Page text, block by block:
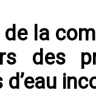
la
des
d’eau